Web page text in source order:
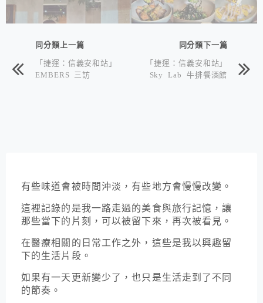
同分類上一篇
「捷運：信義安和站」
EMBERS 三訪
同分類下一篇
「捷運：信義安和站」
Sky Lab 牛排餐酒館
有些味道會被時間沖淡，有些地方會慢慢改變。
這裡記錄的是我一路走過的美食與旅行記憶，讓
那些當下的片刻，可以被留下來，再次被看見。
在醫療相關的日常工作之外，這些是我以興趣留
下的生活片段。
如果有一天更新變少了，也只是生活走到了不同
的節奏。